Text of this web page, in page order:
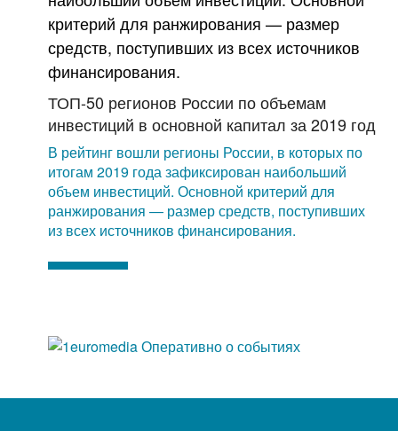
ТОП-50 регионов России по объемам
инвестиций в основной капитал за 2019 год
В рейтинг вошли регионы России, в которых по
итогам 2019 года зафиксирован наибольший
объем инвестиций. Основной критерий для
ранжирования — размер средств, поступивших
из всех источников финансирования.